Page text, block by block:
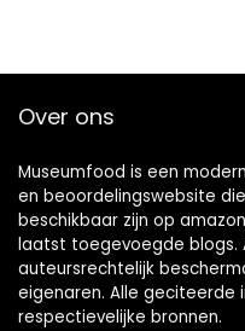
Over ons
Museumfood is een
en beoordelingswebsite
beschikbaar zijn op
laatst toegevoegde blogs.
auteursrechtelijk
eigenaren. Alle geciteerde
respectievelijke bronnen.